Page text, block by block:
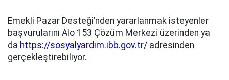
Emekli Pazar Desteği’nden yararlanmak isteyenler
başvurularını Alo 153 Çözüm Merkezi üzerinden ya
da https://sosyalyardim.ibb.gov.tr/ adresinden
gerçekleştirebiliyor.